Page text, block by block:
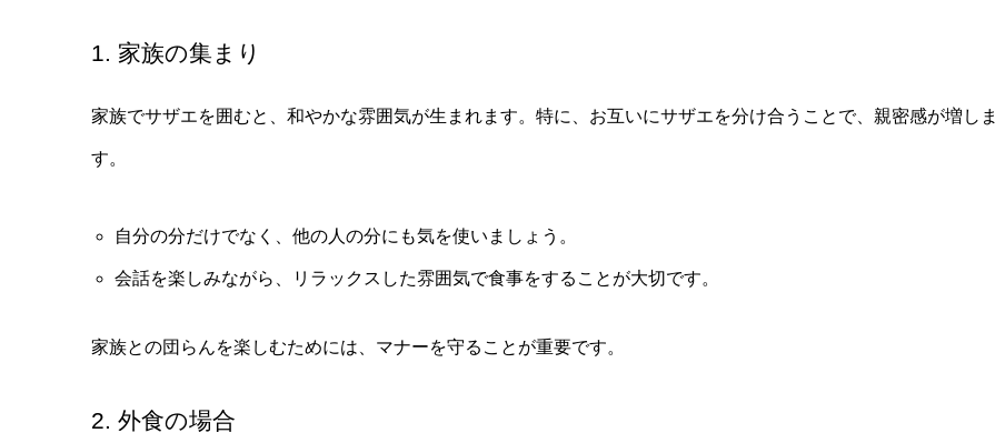
1. 家族の集まり
家族でサザエを囲むと、和やかな雰囲気が生まれます。特に、お互いにサザエを分け合うことで、親密感が増しま
す。
自分の分だけでなく、他の人の分にも気を使いましょう。
会話を楽しみながら、リラックスした雰囲気で食事をすることが大切です。
家族との団らんを楽しむためには、マナーを守ることが重要です。
2. 外食の場合